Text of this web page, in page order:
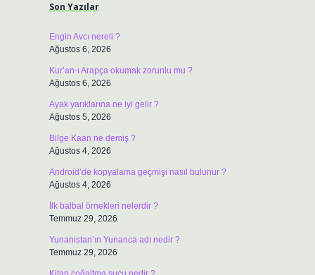
Son Yazılar
Engin Avcı nereli ?
Ağustos 6, 2026
Kur’an-ı Arapça okumak zorunlu mu ?
Ağustos 6, 2026
Ayak yarıklarına ne iyi gelir ?
Ağustos 5, 2026
Bilge Kaan ne demiş ?
Ağustos 4, 2026
Android’de kopyalama geçmişi nasıl bulunur ?
Ağustos 4, 2026
İlk balbal örnekleri nelerdir ?
Temmuz 29, 2026
Yunanistan’ın Yunanca adı nedir ?
Temmuz 29, 2026